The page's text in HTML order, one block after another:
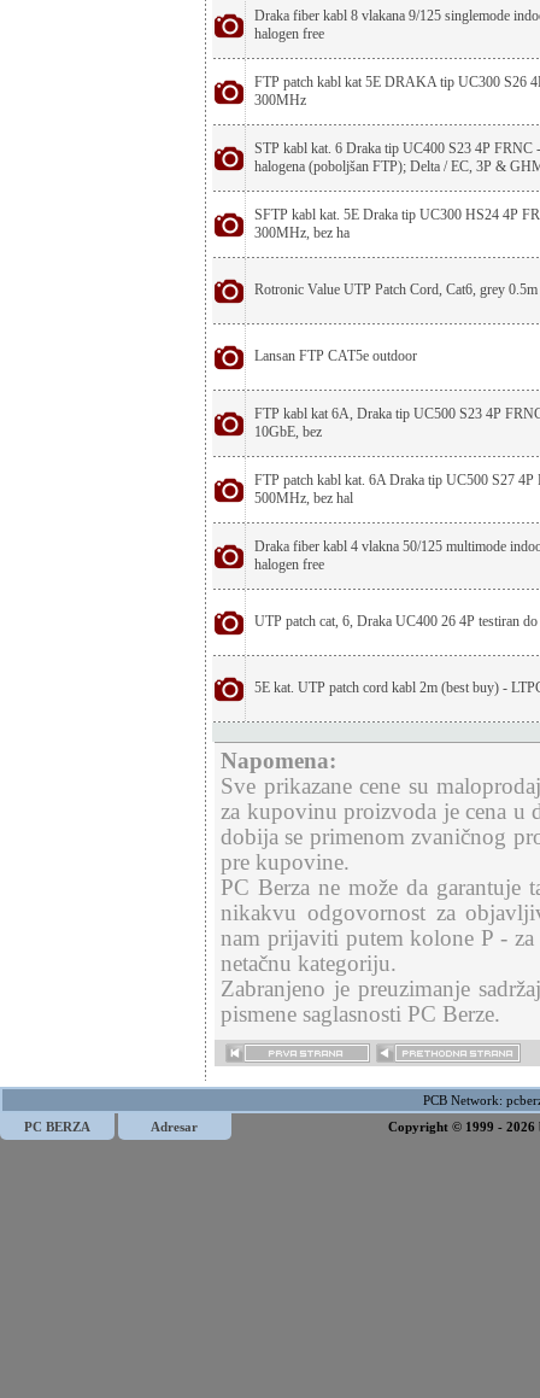
Draka fiber kabl 8 vlakana 9/125 singlemode
halogen free
FTP patch kabl kat 5E DRAKA tip UC300 S26
300MHz
STP kabl kat. 6 Draka tip UC400 S23 4P FRNC
halogena (poboljšan FTP); Delta / EC, 3P &
SFTP kabl kat. 5E Draka tip UC300 HS24 4P
300MHz, bez ha
Rotronic Value UTP Patch Cord, Cat6, grey 0.5m
Lansan FTP CAT5e outdoor
FTP kabl kat 6A, Draka tip UC500 S23 4P
10GbE, bez
FTP patch kabl kat. 6A Draka tip UC500 S27 4P
500MHz, bez hal
Draka fiber kabl 4 vlakna 50/125 multimode
halogen free
UTP patch cat, 6, Draka UC400 26 4P testiran
5E kat. UTP patch cord kabl 2m (best buy) -
Napomena:
Sve prikazane cene su
za kupovinu proizvoda je cena u
dobija se primenom zvaničnog
pre kupovine.
PC Berza ne može da garantuje
nikakvu odgovornost za
nam prijaviti putem kolone P -
netačnu kategoriju.
Zabranjeno je preuzimanje
pismene saglasnosti PC Berze.
PCB Network:
PC BERZA
Adresar Copyright © 1999 -